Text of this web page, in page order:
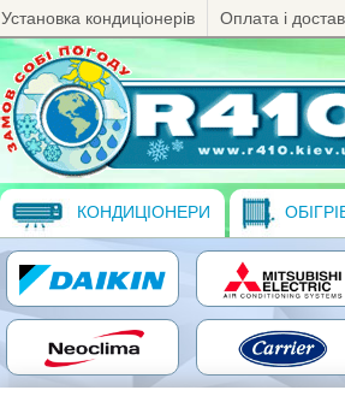
Установка кондиціонерів Оплата і
КОНДИЦІОНЕРИ